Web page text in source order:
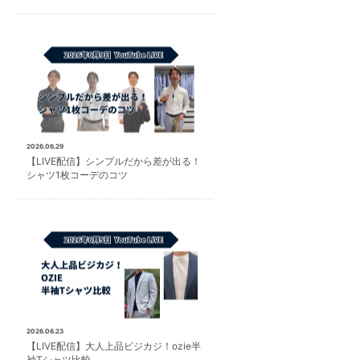
2026.06.29
【LIVE配信】シンプルだから差が出る！
シャツ1枚コーデのコツ
2026.06.23
【LIVE配信】大人上品ビジカジ！ozie半